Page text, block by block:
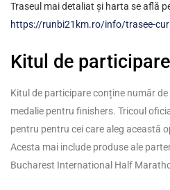
Traseul mai detaliat și harta se află
https://runbi21km.ro/info/trasee-
Kitul de participare
Kitul de participare conține număr
medalie pentru finishers. Tricoul
pentru pentru cei care aleg această
Acesta mai include produse ale
Bucharest International Half